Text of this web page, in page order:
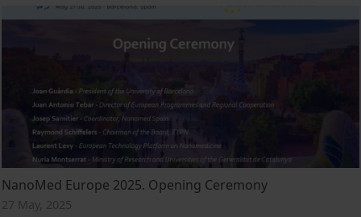
NanoMed Europe 2025. Opening Ceremony
27 May, 2025